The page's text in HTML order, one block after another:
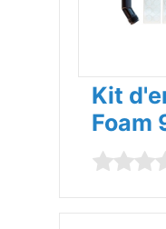
Kit
Foam